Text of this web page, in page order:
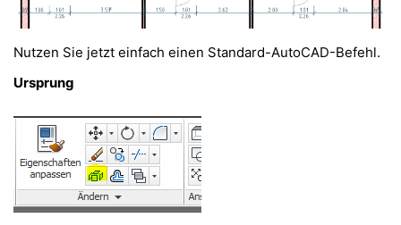
Nutzen Sie jetzt einfach einen Standard-AutoCAD-Befehl.
Ursprung